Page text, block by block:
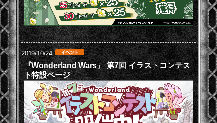
2019/10/24
『Wonderland Wars』 第7回 イラストコンテス
ト特設ページ